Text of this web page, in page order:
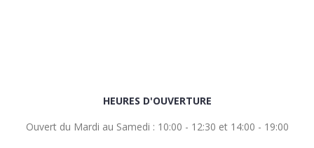
HEURES D'OUVERTURE
Ouvert du Mardi au Samedi : 10:00 - 12:30 et 14:00 - 19:00